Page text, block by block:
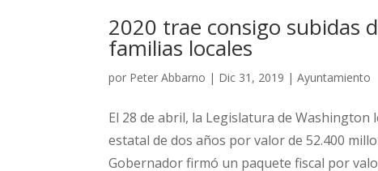
2020 trae consigo subidas
familias locales
por Peter Abbarno | Dic 31, 2019 |Ayuntamiento
El 28 de abril, la Legislatura de
estatal de dos años por valor de 52.400
Gobernador firmó un paquete fiscal por